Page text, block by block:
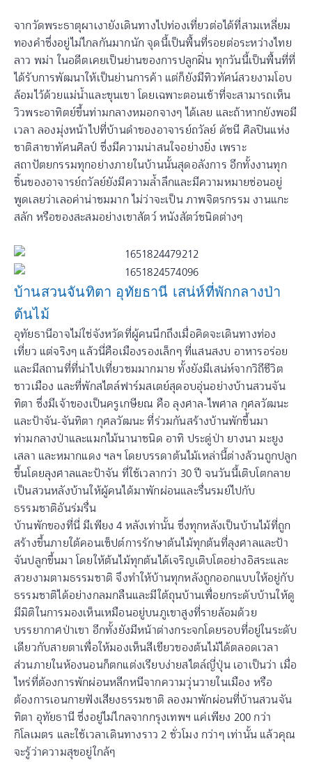
จากวัดพระธาตุผาเงายังเดินทางไปท่องเที่ยวต่อได้ที่สามเหลี่ยม
ทองคำซึ่งอยู่ไม่ไกลกันมากนัก จุดนี้เป็นพื้นที่รอยต่อระหว่างไทย
ลาว พม่า ในอดีตเคยเป็นย่านของการปลูกฝิ่น ทุกวันนี้เป็นพื้นที่ที่
ได้รับการพัฒนาให้เป็นย่านการค้า แต่ก็ยังมีทิวทัศน์สวยงามโอบ
ล้อมไว้ด้วยแม่น้ำและขุนเขา โดยเฉพาะตอนเช้าที่จะสามารถเห็น
วิวพระอาทิตย์ขึ้นท่ามกลางหมอกจางๆ ได้เลย และถ้าหากยังพอมี
เวลา ลองมุ่งหน้าไปที่บ้านดำของอาจารย์ถวัลย์ ดัชนี ศิลปินแห่ง
ชาติสาขาทัศนศิลป์ ซึ่งมีความน่าสนใจอย่างยิ่ง เพราะ
สถาปัตยกรรมทุกอย่างภายในบ้านนั้นสุดอลังการ อีกทั้งงานทุก
ชิ้นของอาจารย์ถวัลย์ยังมีความล้ำลึกและมีความหมายซ่อนอยู่
พูดเลยว่าเลอค่าน่าชมมาก ไม่ว่าจะเป็น ภาพจิตรกรรม งานแกะ
สลัก หรือของสะสมอย่างเขาสัตว์ หนังสัตว์ชนิดต่างๆ
บ้านสวนจันทิตา อุทัยธานี เสน่ห์ที่พักกลางป่า
ต้นไม้
อุทัยธานีอาจไม่ใช่จังหวัดที่ผู้คนนึกถึงเมื่อคิดจะเดินทางท่อง
เที่ยว แต่จริงๆ แล้วนี่คือเมืองรองเล็กๆ ที่แสนสงบ อาหารอร่อย
และมีสถานที่ที่น่าไปเที่ยวชมมากมาย ทั้งยังมีเสน่ห์จากวิถีชีวิต
ชาวเมือง และที่พักสไตล์ฟาร์มสเตย์สุดอบอุ่นอย่างบ้านสวนจัน
ทิตา ซึ่งมีเจ้าของเป็นครูเกษียณ คือ ลุงศาล-ไพศาล กุศลวัฒนะ
และป้าจัน-จันทิตา กุศลวัฒนะ ที่ร่วมกันสร้างบ้านพักขึ้นมา
ท่ามกลางป่าและแมกไม้นานาชนิด อาทิ ประดู่ป่า ยางนา มะยูง
เสลา และหมากแดง ฯลฯ โดยบรรดาต้นไม้เหล่านี้ต่างล้วนถูกปลูก
ขึ้นโดยลุงศาลและป้าจัน ที่ใช้เวลากว่า 30 ปี จนวันนี้เติบโตกลาย
เป็นสวนหลังบ้านให้ผู้คนได้มาพักผ่อนและรื่นรมย์ไปกับ
ธรรมชาติอันร่มรื่น
บ้านพักของที่นี่ มีเพียง 4 หลังเท่านั้น ซึ่งทุกหลังเป็นบ้านไม้ที่ถูก
สร้างขึ้นภายใต้คอนเซ็ปต์การรักษาต้นไม้ทุกต้นที่ลุงศาลและป้า
จันปลูกขึ้นมา โดยให้ต้นไม้ทุกต้นได้เจริญเติบโตอย่างอิสระและ
สวยงามตามธรรมชาติ จึงทำให้บ้านทุกหลังถูกออกแบบให้อยู่กับ
ธรรมชาติได้อย่างกลมกลืนและมีใต้ถุนบ้านเพื่อยกระดับบ้านให้ดู
มีมิติในการมองเห็นเหมือนอยู่บนภูเขาสูงที่รายล้อมด้วย
บรรยากาศป่าเขา อีกทั้งยังมีหน้าต่างกระจกโดยรอบที่อยู่ในระดับ
เดียวกับสายตาเพื่อให้มองเห็นสีเขียวของต้นไม้ได้ตลอดเวลา
ส่วนภายในห้องนอนก็ตกแต่งเรียบง่ายสไตล์ญี่ปุ่น เอาเป็นว่า เมื่อ
ไหร่ที่ต้องการพักผ่อนหลีกหนีจากความวุ่นวายในเมือง หรือ
ต้องการเอนกายฟังเสียงธรรมชาติ ลองมาพักผ่อนที่บ้านสวนจัน
ทิตา อุทัยธานี ซึ่งอยู่ไม่ไกลจากกรุงเทพฯ แค่เพียง 200 กว่า
กิโลเมตร และใช้เวลาเดินทางราว 2 ชั่วโมง กว่าๆ เท่านั้น แล้วคุณ
จะรู้ว่าความสุขอยู่ใกล้ๆ